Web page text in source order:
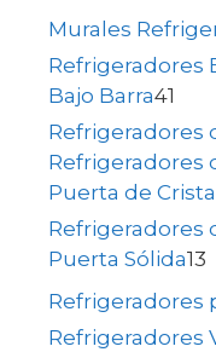
Murales
Refrigeradores
Bajo Barra41
Refrigeradores
Refrigeradores
Puerta de
Refrigeradores
Puerta Sólida13
Refrigeradores
Refrigeradores